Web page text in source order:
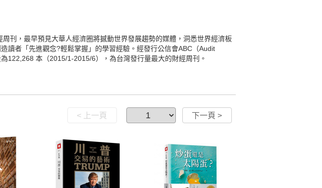
刊，最早預見大華人經濟圈將撼動世界發展趨勢的媒體，洞悉世界經濟板
讀者「先進觀念?輕鬆掌握」的學習經驗。經發行公信會ABC（Audit
122,268 本（2015/1-2015/6），為台灣發行量最大的財經周刊。
< 上一頁 下一頁 >